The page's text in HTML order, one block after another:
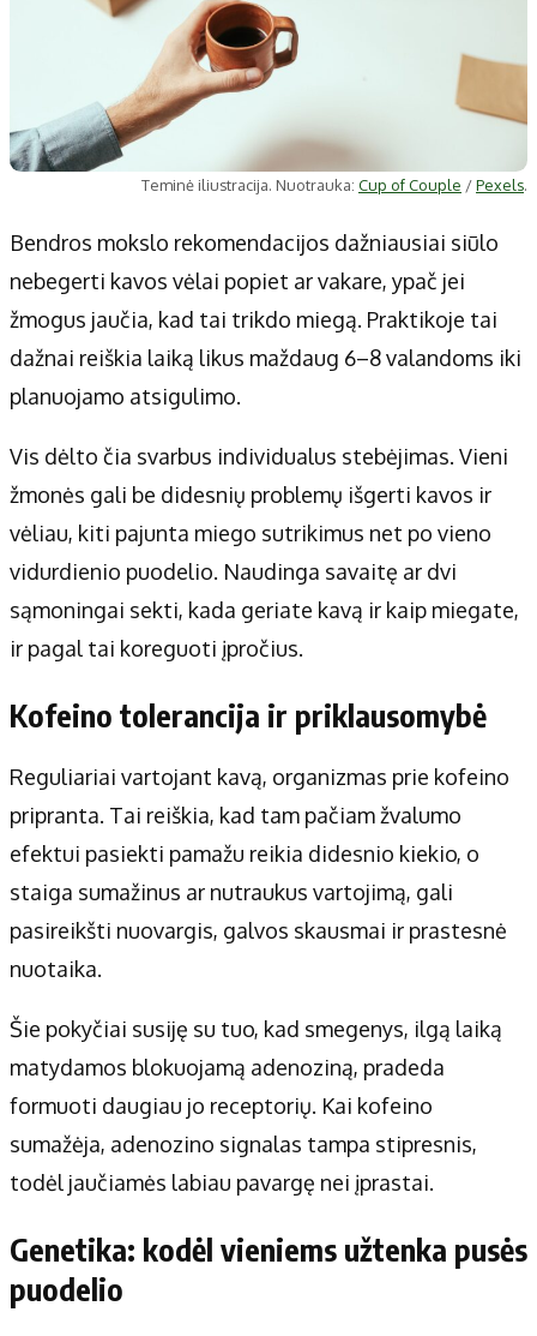
Teminė iliustracija. Nuotrauka: Cup of Couple /Pexels.
Bendros mokslo rekomendacijos dažniausiai siūlo
nebegerti kavos vėlai popiet ar vakare, ypač jei
žmogus jaučia, kad tai trikdo miegą. Praktikoje tai
dažnai reiškia laiką likus maždaug 6–8 valandoms iki
planuojamo atsigulimo.
Vis dėlto čia svarbus individualus stebėjimas. Vieni
žmonės gali be didesnių problemų išgerti kavos ir
vėliau, kiti pajunta miego sutrikimus net po vieno
vidurdienio puodelio. Naudinga savaitę ar dvi
sąmoningai sekti, kada geriate kavą ir kaip miegate,
ir pagal tai koreguoti įpročius.
Kofeino tolerancija ir priklausomybė
Reguliariai vartojant kavą, organizmas prie kofeino
pripranta. Tai reiškia, kad tam pačiam žvalumo
efektui pasiekti pamažu reikia didesnio kiekio, o
staiga sumažinus ar nutraukus vartojimą, gali
pasireikšti nuovargis, galvos skausmai ir prastesnė
nuotaika.
Šie pokyčiai susiję su tuo, kad smegenys, ilgą laiką
matydamos blokuojamą adenoziną, pradeda
formuoti daugiau jo receptorių. Kai kofeino
sumažėja, adenozino signalas tampa stipresnis,
todėl jaučiamės labiau pavargę nei įprastai.
Genetika: kodėl vieniems užtenka pusės
puodelio